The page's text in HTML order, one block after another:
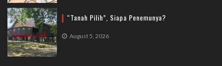
“Tanah Pilih”, Siapa Penemunya?
August 5, 2026